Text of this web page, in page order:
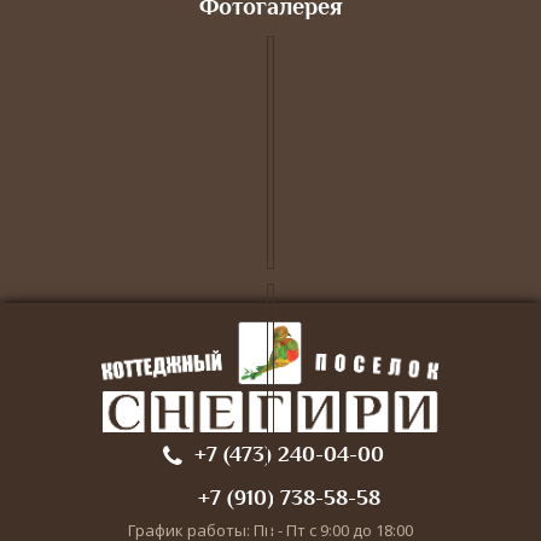
Фотогалерея
+7 (473) 240-04-00
+7 (910) 738-58-58
График работы: Пн - Пт с 9:00 до 18:00